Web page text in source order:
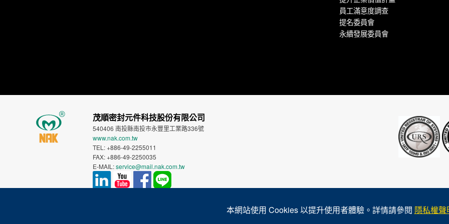
員工滿意度調查
提名委員會
永續發展委員會
茂順密封元件科技股份有限公司
540406 南投縣南投市永豐里工業路336號
www.nak.com.tw
TEL: +886-49-2255011
FAX: +886-49-2250035
E-MAIL:service@mail.nak.com.tw
本網站使用 Cookies 以提升使用者體驗。詳情請參閱 隱私權聲